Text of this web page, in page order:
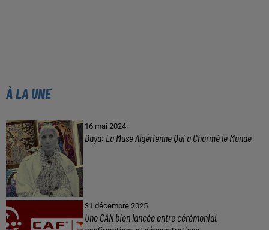
À LA UNE
16 mai 2024
Baya: La Muse Algérienne Qui a Charmé le Monde
31 décembre 2025
Une CAN bien lancée entre cérémonial,